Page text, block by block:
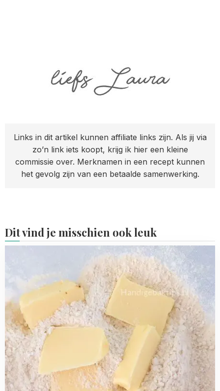
Links in dit artikel kunnen affiliate links zijn. Als jij via
zo’n link iets koopt, krijg ik hier een kleine
commissie over. Merknamen in een recept kunnen
het gevolg zijn van een betaalde samenwerking.
Dit vind je misschien ook leuk
Vervangers
voor
boter